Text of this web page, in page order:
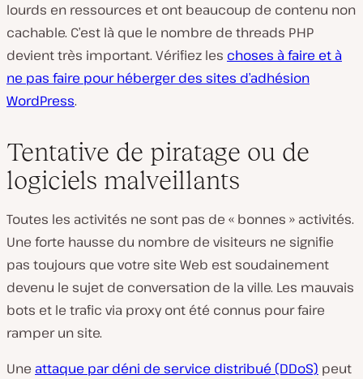
lourds en ressources et ont beaucoup de contenu non
cachable. C’est là que le nombre de threads PHP
devient très important. Vérifiez les choses à faire et à
ne pas faire pour héberger des sites d’adhésion
WordPress.
Tentative de piratage ou de
logiciels malveillants
Toutes les activités ne sont pas de « bonnes » activités.
Une forte hausse du nombre de visiteurs ne signifie
pas toujours que votre site Web est soudainement
devenu le sujet de conversation de la ville. Les mauvais
bots et le trafic via proxy ont été connus pour faire
ramper un site.
Une attaque par déni de service distribué (DDoS) peut